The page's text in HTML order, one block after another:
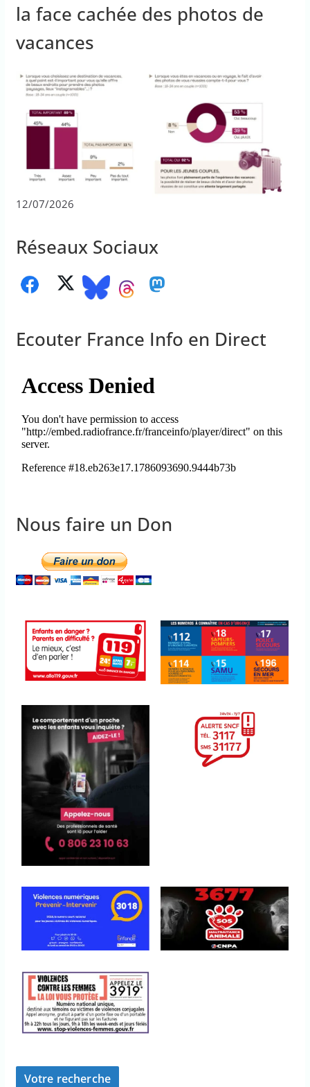
la face cachée des photos de
vacances
12/07/2026
Réseaux Sociaux
Ecouter France Info en Direct
Nous faire un Don
Votre recherche